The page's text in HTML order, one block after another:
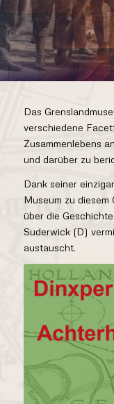
Das
verschiedene
Zusammenlebens
und darüber zu
Dank seiner
Museum zu diesem
über die
Suderwick (D)
austauscht.